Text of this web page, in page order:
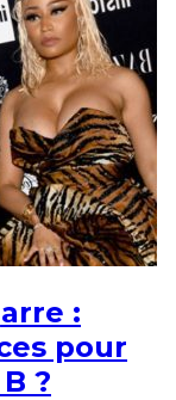
:
pour
?